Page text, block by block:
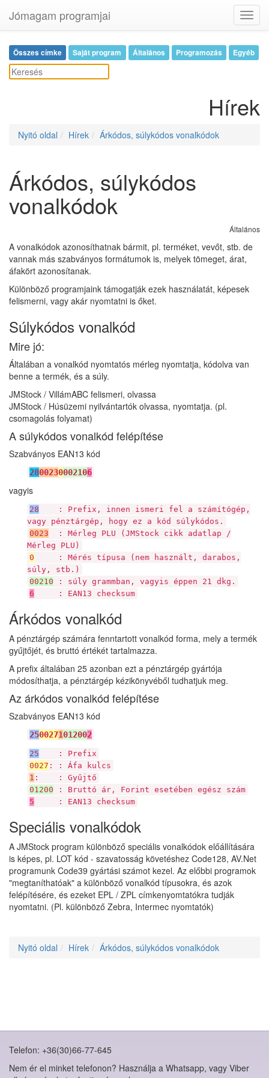
Jómagam programjai
Összes címke Saját program Általános Programozás Egyéb
Hírek
Nyitó oldal Hírek Árkódos, súlykódos vonalkódok
Árkódos, súlykódos
vonalkódok
Általános
A vonalkódok azonosíthatnak bármit, pl. terméket, vevőt, stb. de
vannak más szabványos formátumok is, melyek tömeget, árat,
áfakört azonosítanak.
Különböző programjaink támogatják ezek használatát, képesek
felismerni, vagy akár nyomtatni is őket.
Súlykódos vonalkód
Mire jó:
Általában a vonalkód nyomtatós mérleg nyomtatja, kódolva van
benne a termék, és a súly.
JMStock / VillámABC felismeri, olvassa
JMStock / Húsüzemi nyilvántartók olvassa, nyomtatja. (pl.
csomagolás folyamat)
A súlykódos vonalkód felépítése
Szabványos EAN13 kód
2800230002106
vagyis
28 : Prefix, innen ismeri fel a számítógép,
vagy pénztárgép, hogy ez a kód súlykódos.
0023 : Mérleg PLU (JMStock cikk adatlap /
Mérleg PLU)
0 : Mérés típusa (nem használt, darabos,
súly, stb.)
00210 : súly grammban, vagyis éppen 21 dkg.
6 : EAN13 checksum
Árkódos vonalkód
A pénztárgép számára fenntartott vonalkód forma, mely a termék
gyűjtőjét, és bruttó értékét tartalmazza.
A prefix általában 25 azonban ezt a pénztárgép gyártója
módosíthatja, a pénztárgép kézikönyvéből tudhatjuk meg.
Az árkódos vonalkód felépítése
Szabványos EAN13 kód
2500271012002
25 : Prefix
0027 : : Áfa kulcs
1 : : Gyűjtő
01200 : Bruttó ár, Forint esetében egész szám
5 : EAN13 checksum
Speciális vonalkódok
A JMStock program különböző speciális vonalkódok előállítására
is képes, pl. LOT kód - szavatosság követéshez Code128, AV.Net
programunk Code39 gyártási számot kezel. Az előbbi programok
"megtaníthatóak" a különböző vonalkód típusokra, és azok
felépítésére, és ezeket EPL / ZPL címkenyomtatókra tudják
nyomtatni. (Pl. különböző Zebra, Intermec nyomtatók)
Nyitó oldal Hírek Árkódos, súlykódos vonalkódok
Telefon: +36(30)66-77-645
Nem ér el minket telefonon? Használja a Whatsapp, vagy Viber